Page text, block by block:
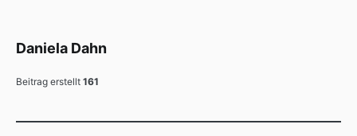
Daniela Dahn
Beitrag erstellt 161